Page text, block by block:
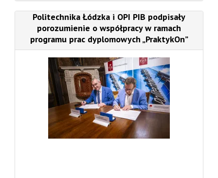
Politechnika Łódzka i OPI PIB podpisały
porozumienie o współpracy w ramach
programu prac dyplomowych „PraktykOn”